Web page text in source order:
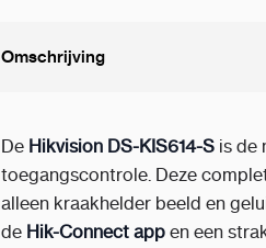
Omschrijving
De Hikvision DS-KIS614-S is de
toegangscontrole. Deze
alleen kraakhelder beeld en
de Hik-Connect app en een